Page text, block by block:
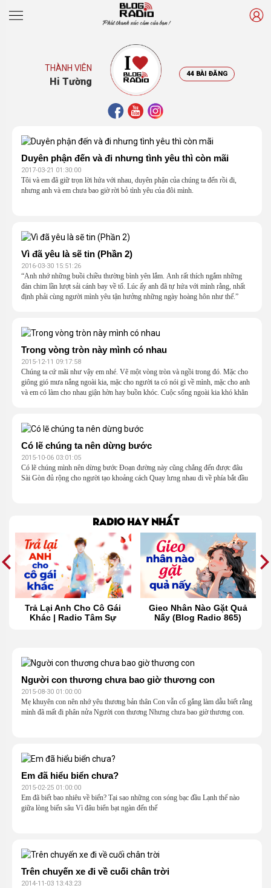
Phát thanh xúc cảm của bạn !
THÀNH VIÊN
Hi Tường
44 BÀI ĐĂNG
Duyên phận đến và đi nhưng tình yêu thì còn mãi
2017-03-21 01:30:00
Tôi và em đã giữ trọn lời hứa với nhau, duyên phận của chúng ta đến rồi đi,
nhưng anh và em chưa bao giờ rời bỏ tình yêu của đôi mình.
Vì đã yêu là sẽ tin (Phần 2)
2016-03-30 15:51:26
“Anh nhớ những buồi chiều thường bình yên lắm. Anh rất thích ngắm những
đàn chim lần lượt sải cánh bay về tổ. Lúc ấy anh đã tự hứa với mình rằng, nhất
định phải cùng người mình yêu tận hưởng những ngày hoàng hôn như thế.”
Trong vòng tròn này mình có nhau
2015-12-11 09:17:58
Chúng ta cứ mãi như vậy em nhé. Vẽ một vòng tròn và ngồi trong đó. Mặc cho
giông gió mưa nắng ngoài kia, mặc cho người ta có nói gì về mình, mặc cho anh
và em có làm cho nhau giận hờn hay buồn khóc. Cuộc sống ngoài kia khó khăn
Có lẽ chúng ta nên dừng bước
2015-10-06 03:01:05
Có lẽ chúng mình nên dừng bước Đoạn đường này cũng chẳng đến được đâu
Sài Gòn đủ rộng cho người tạo khoảng cách Quay lưng nhau đi về phía bắt đầu
Radio hay nhất
Trả Lại Anh Cho Cô Gái
Khác | Radio Tâm Sự
Gieo Nhân Nào Gặt Quả
Nấy (Blog Radio 865)
Người con thương chưa bao giờ thương con
2015-08-30 01:00:00
Mẹ khuyên con nên nhớ yêu thương bản thân Con vẫn cố gắng làm dẫu biết rằng
mình đã mất đi phân nửa Người con thương Nhưng chưa bao giờ thương con.
Em đã hiểu biển chưa?
2015-02-25 01:00:00
Em đã biết bao nhiêu về biển? Tại sao những con sóng bạc đầu Lạnh thế nào
giữa lòng biển sâu Vì đâu biển bạt ngàn đến thế
Trên chuyến xe đi về cuối chân trời
2014-11-03 13:43:23